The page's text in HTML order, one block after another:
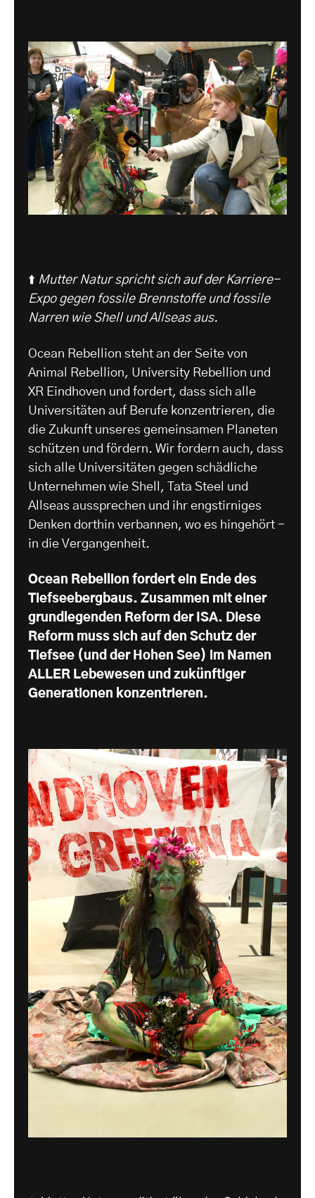
⬆️ Mutter Natur spricht sich auf der Karriere-
Expo gegen fossile Brennstoffe und fossile
Narren wie Shell und Allseas aus.
Ocean Rebellion steht an der Seite von
Animal Rebellion, University Rebellion und
XR Eindhoven und fordert, dass sich alle
Universitäten auf Berufe konzentrieren, die
die Zukunft unseres gemeinsamen Planeten
schützen und fördern. Wir fordern auch, dass
sich alle Universitäten gegen schädliche
Unternehmen wie Shell, Tata Steel und
Allseas aussprechen und ihr engstirniges
Denken dorthin verbannen, wo es hingehört -
in die Vergangenheit.
Ocean Rebellion fordert ein Ende des
Tiefseebergbaus. Zusammen mit einer
grundlegenden Reform der ISA. Diese
Reform muss sich auf den Schutz der
Tiefsee (und der Hohen See) im Namen
ALLER Lebewesen und zukünftiger
Generationen konzentrieren.